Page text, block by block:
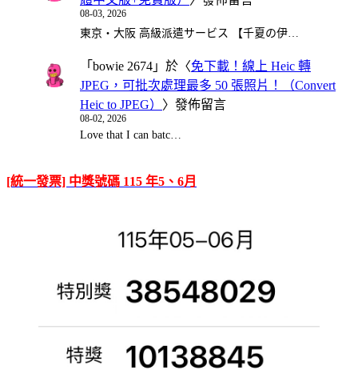
08-03, 2026
東京・大阪 高級派遣サービス 【千夏の伊…
「 bowie 2674 」於〈免下載！線上 Heic 轉
JPEG，可批次處理最多 50 張照片！（Convert
Heic to JPEG） 〉發佈留言
08-02, 2026
Love that I can batc…
[統一發票] 中獎號碼 115 年5、6月